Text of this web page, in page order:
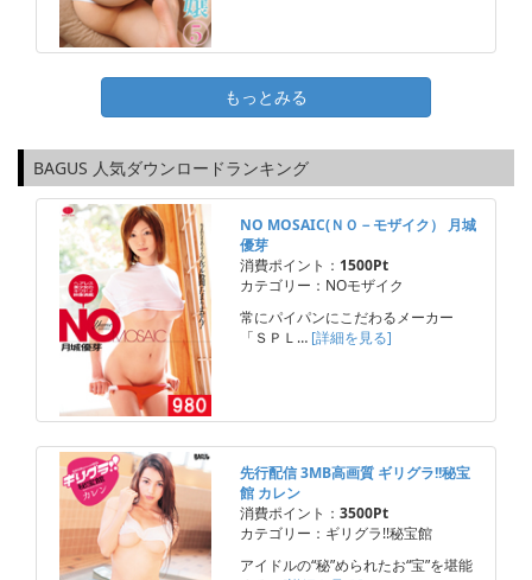
もっとみる
BAGUS 人気ダウンロードランキング
NO MOSAIC(ＮＯ－モザイク） 月城
優芽
消費ポイント： 1500Pt
カテゴリー：NOモザイク
常にパイパンにこだわるメーカー
「ＳＰＬ… [詳細を見る]
先行配信 3MB高画質 ギリグラ!!秘宝
館 カレン
消費ポイント： 3500Pt
カテゴリー：ギリグラ!!秘宝館
アイドルの“秘”められたお“宝”を堪能